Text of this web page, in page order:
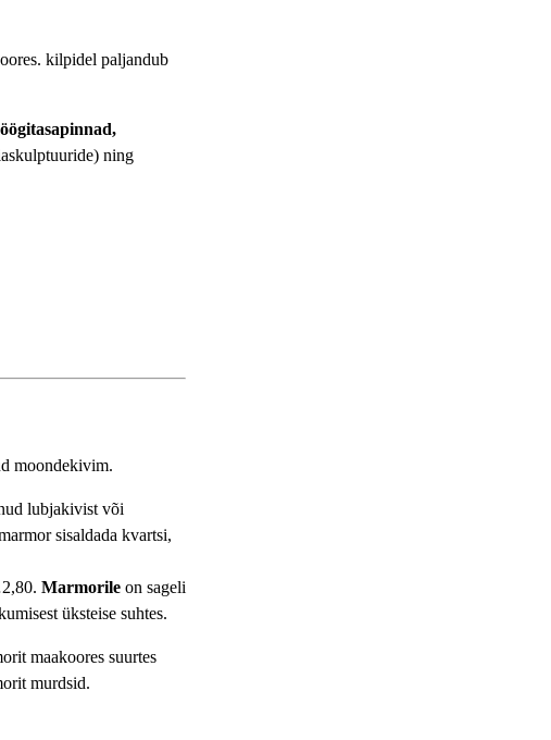
kilpidel paljandub
ning
moondekivim.
lubjakivist või
sisaldada kvartsi,
Marmorile on sageli
üksteise suhtes.
maakoores suurtes
murdsid.